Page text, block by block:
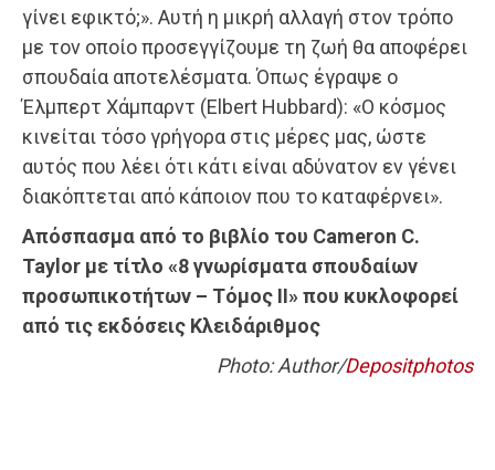
γίνει εφικτό;». Αυτή η μικρή αλλαγή στον τρόπο
με τον οποίο προσεγγίζουμε τη ζωή θα αποφέρει
σπουδαία αποτελέσματα. Όπως έγραψε ο
Έλμπερτ Χάμπαρντ (Elbert Hubbard): «Ο κόσμος
κινείται τόσο γρήγορα στις μέρες μας, ώστε
αυτός που λέει ότι κάτι είναι αδύνατον εν γένει
διακόπτεται από κάποιον που το καταφέρνει».
Απόσπασμα από το βιβλίο του Cameron C.
Taylor με τίτλο «8 γνωρίσματα σπουδαίων
προσωπικοτήτων – Τόμος II» που κυκλοφορεί
από τις εκδόσεις Κλειδάριθμος
Photo: Author/Depositphotos